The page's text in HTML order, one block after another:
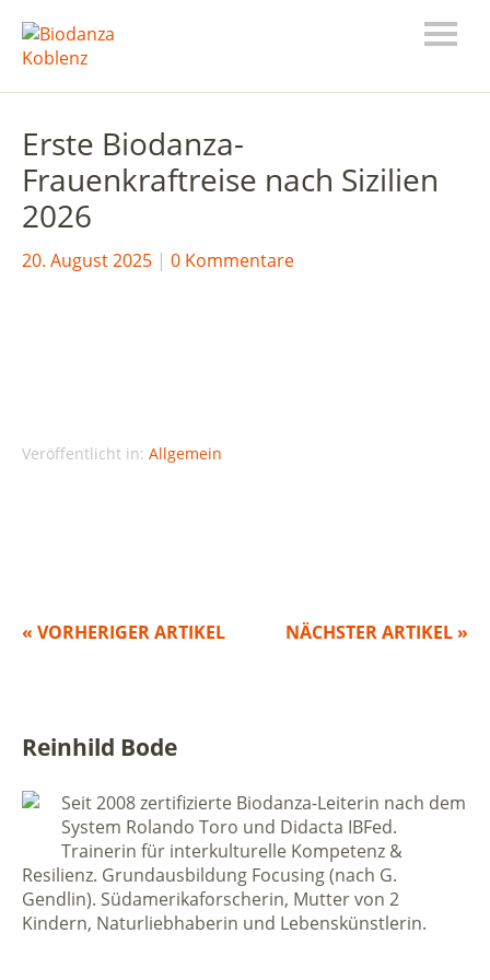
Erste Biodanza-
Frauenkraftreise nach Sizilien
2026
20. August 2025 0 Kommentare
Veröffentlicht in: Allgemein
NÄCHSTER ARTIKEL »
« VORHERIGER ARTIKEL
Reinhild Bode
Seit 2008 zertifizierte Biodanza-Leiterin nach dem
System Rolando Toro und Didacta IBFed.
Trainerin für interkulturelle Kompetenz &
Resilienz. Grundausbildung Focusing (nach G.
Gendlin). Südamerikaforscherin, Mutter von 2
Kindern, Naturliebhaberin und Lebenskünstlerin.